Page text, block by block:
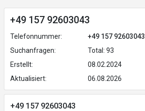
+49 157 92603043
Telefonnummer:
+49 157 92603043
Suchanfragen:
Total: 93
Erstellt:
08.02.2024
Aktualisiert:
06.08.2026
+49 157 92603043